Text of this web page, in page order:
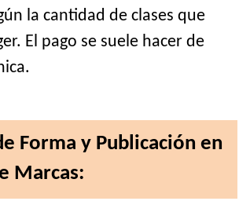
la cantidad de clases que
El pago se suele hacer de
Forma y Publicación en
Marcas: